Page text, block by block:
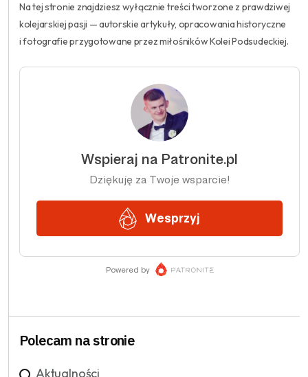
Na tej stronie znajdziesz wyłącznie treści tworzone z prawdziwej
kolejarskiej pasji — autorskie artykuły, opracowania historyczne
i fotografie przygotowane przez miłośników Kolei Podsudeckiej.
Polecam na stronie
Aktualności